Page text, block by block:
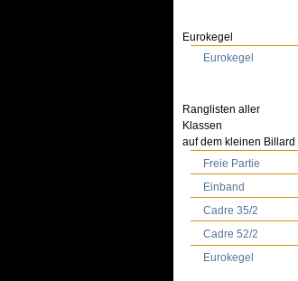
Eurokegel
Eurokegel
Ranglisten aller
Klassen
auf dem kleinen Billard
Freie Partie
Einband
Cadre 35/2
Cadre 52/2
Eurokegel